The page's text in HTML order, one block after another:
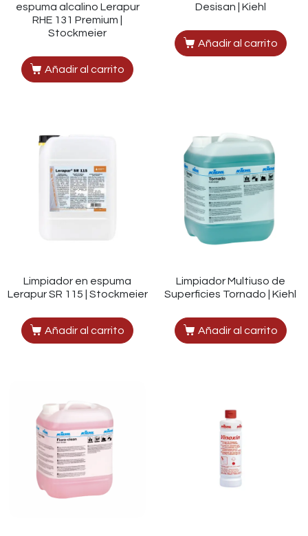
espuma alcalino Lerapur
RHE 131 Premium |
Stockmeier
Añadir al carrito
Desisan | Kiehl
Añadir al carrito
Limpiador en espuma
Lerapur SR 115 | Stockmeier
Añadir al carrito
Limpiador Multiuso de
Superficies Tornado | Kiehl
Añadir al carrito